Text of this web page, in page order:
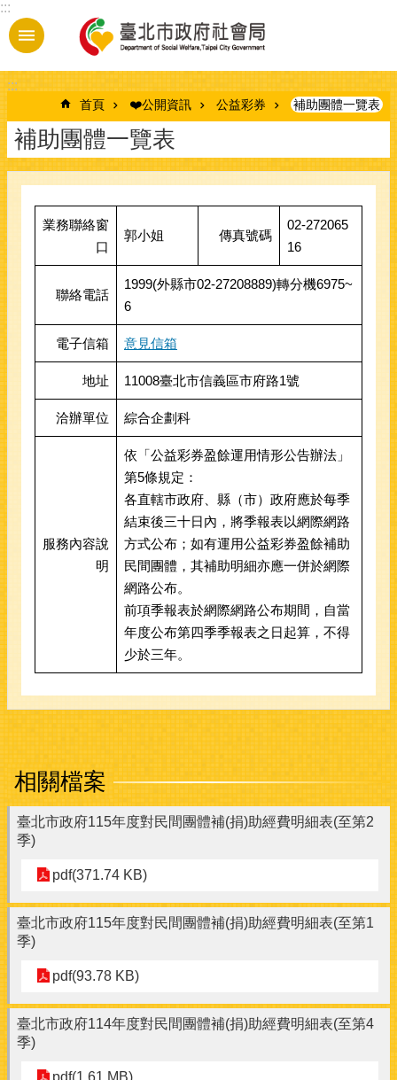
跳到主要內容區塊
:::
:::
首頁 ❤️公開資訊 公益彩券 補助團體一覽表
補助團體一覽表
業務聯絡窗
口
郭小姐 傳真號碼
02-272065
16
聯絡電話
1999(外縣市02-27208889)轉分機6975~
6
電子信箱 意見信箱
地址 11008臺北市信義區市府路1號
洽辦單位 綜合企劃科
服務內容說
明
依「公益彩券盈餘運用情形公告辦法」
第5條規定：
各直轄市政府、縣（市）政府應於每季
結束後三十日內，將季報表以網際網路
方式公布；如有運用公益彩券盈餘補助
民間團體，其補助明細亦應一併於網際
網路公布。
前項季報表於網際網路公布期間，自當
年度公布第四季季報表之日起算，不得
少於三年。
相關檔案
臺北市政府115年度對民間團體補(捐)助經費明細表(至第2
季)
pdf(371.74 KB)
臺北市政府115年度對民間團體補(捐)助經費明細表(至第1
季)
pdf(93.78 KB)
臺北市政府114年度對民間團體補(捐)助經費明細表(至第4
季)
pdf(1.61 MB)